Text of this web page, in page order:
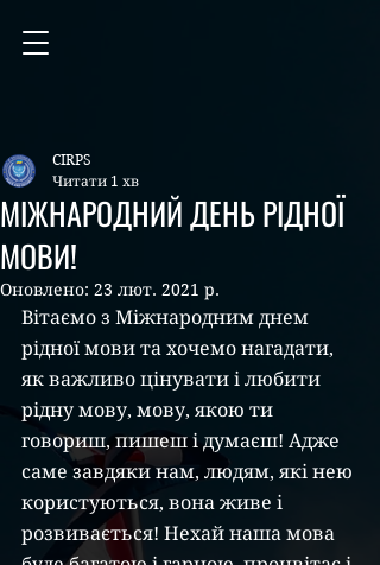
МІЖНАРОДНИЙ ДЕНЬ РІДНОЇ
МОВИ!
CIRPS
Читати 1 хв
Оновлено: 23 лют. 2021 р.
Вітаємо з Міжнародним днем
рідної мови та хочемо нагадати,
як важливо цінувати і любити
рідну мову, мову, якою ти
говориш, пишеш і думаєш! Адже
саме завдяки нам, людям, які нею
користуються, вона живе і
розвивається! Нехай наша мова